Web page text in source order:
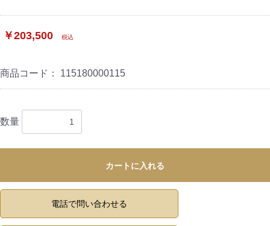
￥203,500 税込
商品コード： 115180000115
数量
カートに入れる
電話で問い合わせる